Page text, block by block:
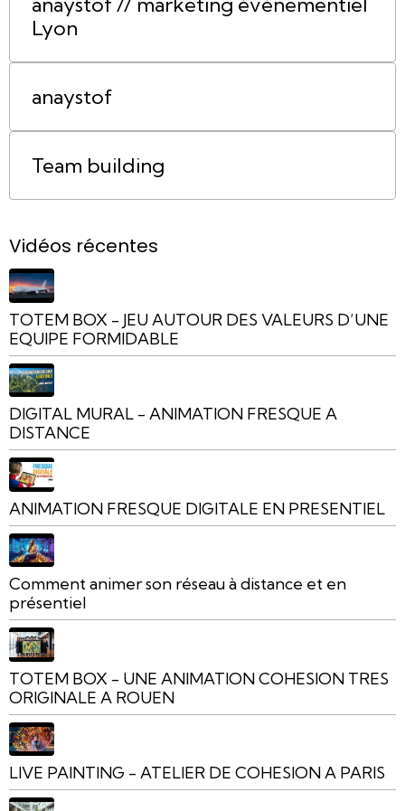
Lyon
anaystof
Team building
Vidéos récentes
TOTEM BOX - JEU AUTOUR DES VALEURS D’UNE
EQUIPE FORMIDABLE
DIGITAL MURAL - ANIMATION FRESQUE A
DISTANCE
ANIMATION FRESQUE DIGITALE EN PRESENTIEL
Comment animer son réseau à distance et en
présentiel
TOTEM BOX - UNE ANIMATION COHESION TRES
ORIGINALE A ROUEN
LIVE PAINTING - ATELIER DE COHESION A PARIS